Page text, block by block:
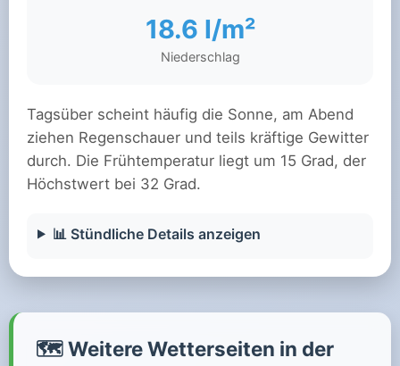
18.6 l/m²
Niederschlag
Tagsüber scheint häufig die Sonne, am Abend
ziehen Regenschauer und teils kräftige Gewitter
durch. Die Frühtemperatur liegt um 15 Grad, der
Höchstwert bei 32 Grad.
📊 Stündliche Details anzeigen
🗺️ Weitere Wetterseiten in der